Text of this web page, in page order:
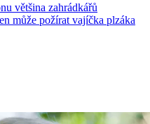
většina zahrádkářů
může požírat vajíčka plzáka